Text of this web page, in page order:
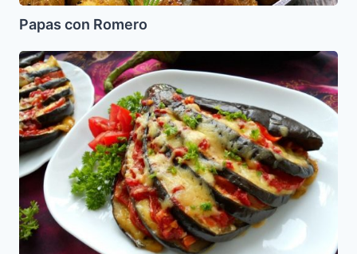
Papas con Romero
Berenjenas
al
horno
con
Mozzarella